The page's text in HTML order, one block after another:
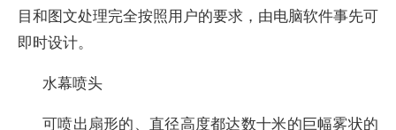
目和图文处理完全按照用户的要求，由电脑软件事先可
即时设计。
水幕喷头
可喷出扇形的、直径高度都达数十米的巨幅雾状的